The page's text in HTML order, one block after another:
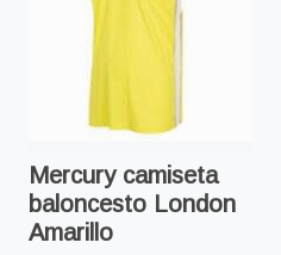
Mercury camiseta
baloncesto London
Amarillo